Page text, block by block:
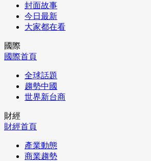
封面故事
今日最新
大家都在看
國際
國際首頁
全球話題
趨勢中國
世界新台商
財經
財經首頁
產業動態
商業趨勢